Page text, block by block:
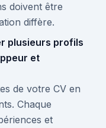
doivent être
diffère.
plusieurs profils
et
de votre CV en
Chaque
et